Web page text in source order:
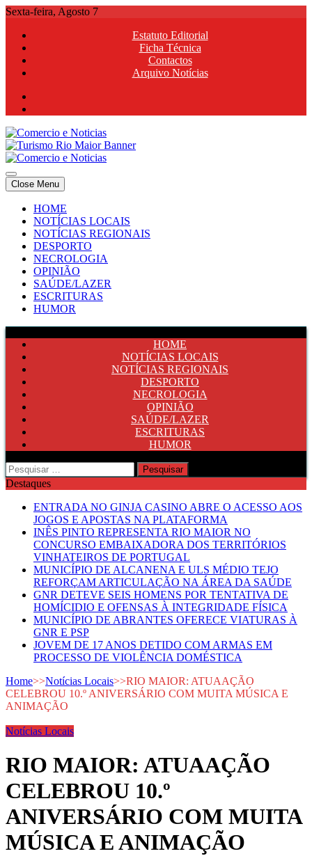
Skip
content
Sexta-feira, Agosto 7
Estatuto Editorial
Ficha Técnica
Contactos
Arquivo Notícias
Comercio e Noticias
Notícias e Publicidade Online
Comercio e Noticias
Notícias e Publicidade Online
Close Menu
HOME
NOTÍCIAS LOCAIS
NOTÍCIAS REGIONAIS
DESPORTO
NECROLOGIA
OPINIÃO
SAÚDE/LAZER
ESCRITURAS
HUMOR
HOME
NOTÍCIAS LOCAIS
NOTÍCIAS REGIONAIS
DESPORTO
NECROLOGIA
OPINIÃO
SAÚDE/LAZER
ESCRITURAS
HUMOR
Pesquisar
por:
Destaques
ENTRADA NO GINJA CASINO ABRE O ACESSO AOS
JOGOS E APOSTAS NA PLATAFORMA
INÊS PINTO REPRESENTA RIO MAIOR NO
CONCURSO EMBAIXADORA DOS TERRITÓRIOS
VINHATEIROS DE PORTUGAL
MUNICÍPIO DE ALCANENA E ULS MÉDIO TEJO
REFORÇAM ARTICULAÇÃO NA ÁREA DA SAÚDE
GNR DETEVE SEIS HOMENS POR TENTATIVA DE
HOMÍCIDIO E OFENSAS À INTEGRIDADE FÍSICA
MUNICÍPIO DE ABRANTES OFERECE VIATURAS À
GNR E PSP
JOVEM DE 17 ANOS DETIDO COM ARMAS EM
PROCESSO DE VIOLÊNCIA DOMÉSTICA
Home>>Notícias Locais>>RIO MAIOR: ATUAAÇÃO
CELEBROU 10.º ANIVERSÁRIO COM MUITA MÚSICA E
ANIMAÇÃO
Notícias Locais
RIO MAIOR: ATUAAÇÃO
CELEBROU 10.º
ANIVERSÁRIO COM MUITA
MÚSICA E ANIMAÇÃO